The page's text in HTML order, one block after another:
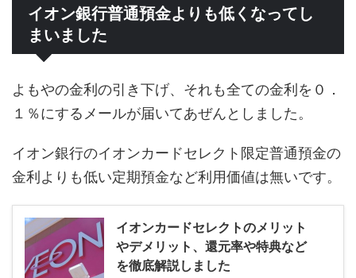
イオン銀行普通預金よりも低くなってし
まいました
よもやの金利の引き下げ、それも全ての金利を０．
１％にするメールが届いてあぜんとしました。
イオン銀行のイオンカードセレクト限定普通預金の
金利よりも低い定期預金など利用価値は無いです。
イオンカードセレクトのメリット
やデメリット、還元率や特典など
を徹底解説しました